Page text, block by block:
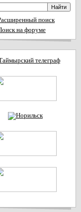
поиск
на форуме